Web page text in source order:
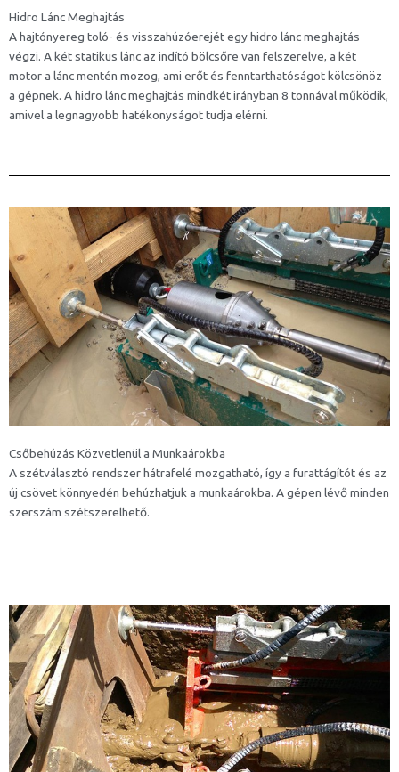
Hidro Lánc Meghajtás
A hajtónyereg toló- és visszahúzóerejét egy hidro lánc meghajtás
végzi. A két statikus lánc az indító bölcsőre van felszerelve, a két
motor a lánc mentén mozog, ami erőt és fenntarthatóságot kölcsönöz
a gépnek. A hidro lánc meghajtás mindkét irányban 8 tonnával működik,
amivel a legnagyobb hatékonyságot tudja elérni.
Csőbehúzás Közvetlenül a Munkaárokba
A szétválasztó rendszer hátrafelé mozgatható, így a furattágítót és az
új csövet könnyedén behúzhatjuk a munkaárokba. A gépen lévő minden
szerszám szétszerelhető.